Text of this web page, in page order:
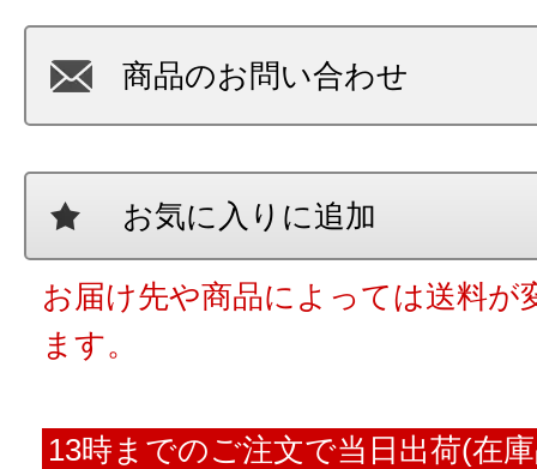
商品のお問い合わせ
お気に入りに追加
お届け先や商品によっては送料が
ます。
13時までのご注文で当日出荷(在